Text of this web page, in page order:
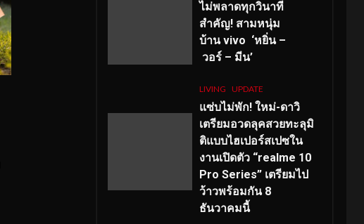
ไม่พลาดทุกวินาที
สำคัญ! สามหนุ่ม
บ้าน vivo ‘หยิ่น –
วอร์ – มีน’
LIVING UPDATE
แซ่บไม่พัก! ใหม่-ดาวิ
เตรียมอวดลุคสวยทะลุมิ
ติแบบไฮเปอร์สเปซใน
งานเปิดตัว “realme 10
Pro Series” เตรียมไป
ว้าวพร้อมกัน 8
ธันวาคมนี้